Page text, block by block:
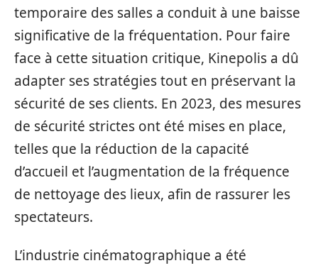
temporaire des salles a conduit à une baisse
significative de la fréquentation. Pour faire
face à cette situation critique, Kinepolis a dû
adapter ses stratégies tout en préservant la
sécurité de ses clients. En 2023, des mesures
de sécurité strictes ont été mises en place,
telles que la réduction de la capacité
d’accueil et l’augmentation de la fréquence
de nettoyage des lieux, afin de rassurer les
spectateurs.
L’industrie cinématographique a été